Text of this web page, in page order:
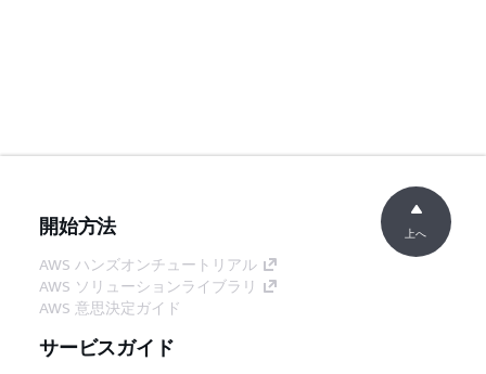
開始方法
AWS ハンズオンチュートリアル
AWS ソリューションライブラリ
AWS 意思決定ガイド
サービスガイド
上へ